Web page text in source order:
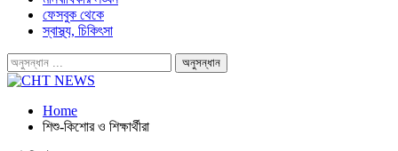
ফেসবুক থেকে
স্বাস্থ্য, চিকিৎসা
Home
শিশু-কিশোর ও শিক্ষার্থীরা